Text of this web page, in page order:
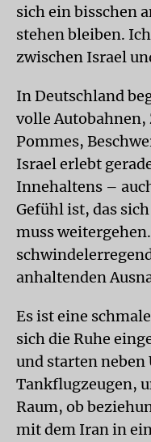
sich ein bisschen
stehen bleiben.
zwischen Israel
In Deutschland
volle
Pommes,
Israel erlebt
Innehaltens –
Gefühl ist, das
muss
anhaltenden
Es ist eine
sich die Ruhe
und starten
Tankflugzeugen,
Raum, ob
mit dem Iran in